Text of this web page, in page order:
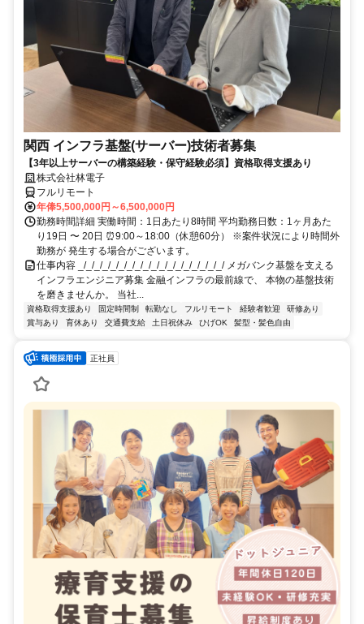
関西 インフラ基盤(サーバー)技術者募集
【3年以上サーバーの構築経験・保守経験必須】資格取得支援あり
株式会社林電子
フルリモート
年俸5,500,000円～6,500,000円
勤務時間詳細 実働時間：1日あたり8時間 平均勤務日数：1ヶ月あた
り19日 〜 20日 ⏰9:00～18:00（休憩60分） ※案件状況により時間外
勤務が 発生する場合がございます。
仕事内容 _/_/_/_/_/_/_/_/_/_/_/_/_/_/_/_/_/_/ メガバンク基盤を支える
インフラエンジニア募集 金融インフラの最前線で、 本物の基盤技術
を磨きませんか。 当社...
資格取得支援あり 固定時間制 転勤なし フルリモート 経験者歓迎
研修あり
賞与あり
育休あり 交通費支給 土日祝休み ひげOK 髪型・髪色自由
正社員